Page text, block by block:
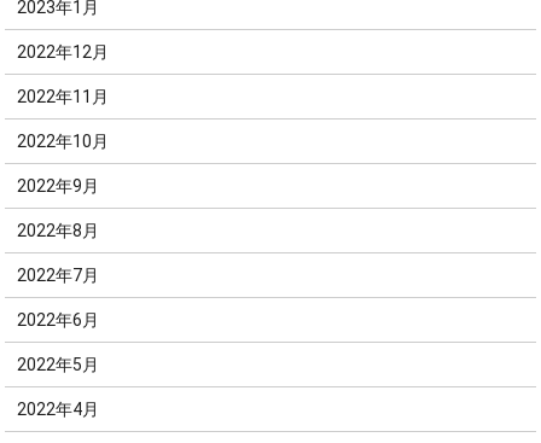
2023年1月
2022年12月
2022年11月
2022年10月
2022年9月
2022年8月
2022年7月
2022年6月
2022年5月
2022年4月